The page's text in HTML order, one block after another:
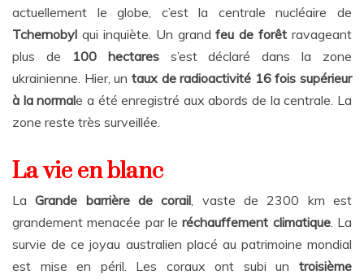
actuellement le globe, c’est la centrale nucléaire de
Tchernobyl qui inquiète. Un grandfeu de forêt ravageant
plus de
100 hectaress’est déclaré dans la zone
ukrainienne. Hier, un taux de radioactivité 16 fois supérieur
à la normale a été enregistré aux abords de la centrale. La
zone reste très surveillée.
La vie en blanc
LaGrande barrière de corail, vaste de 2300 km est
grandement menacée par leréchauffement climatique. La
survie de ce joyau australien placé au patrimoine mondial
est mise en péril. Les coraux ont subi un troisième